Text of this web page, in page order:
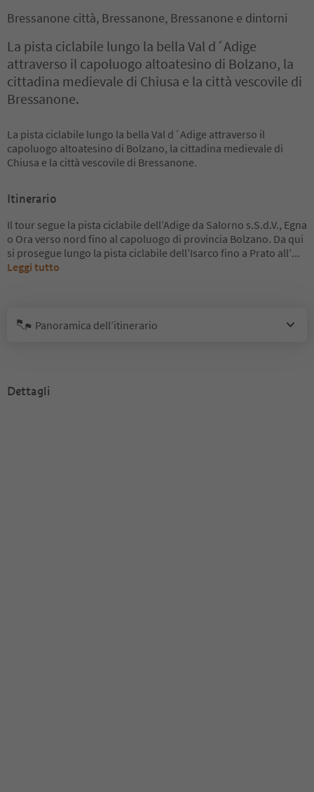
Bressanone città, Bressanone, Bressanone e dintorni
La pista ciclabile lungo la bella Val d´Adige
attraverso il capoluogo altoatesino di Bolzano, la
cittadina medievale di Chiusa e la città vescovile di
Bressanone.
La pista ciclabile lungo la bella Val d´Adige attraverso il
capoluogo altoatesino di Bolzano, la cittadina medievale di
Chiusa e la città vescovile di Bressanone.
Itinerario
Il tour segue la pista ciclabile dell’Adige da Salorno s.S.d.V., Egna
o Ora verso nord fino al capoluogo di provincia Bolzano. Da qui
si prosegue lungo la pista ciclabile dell’Isarco fino a Prato all’...
Leggi tutto
Panoramica dell’itinerario
Dettagli